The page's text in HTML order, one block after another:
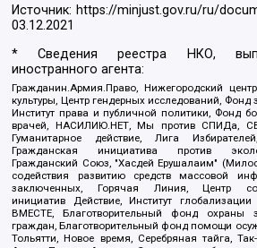
Источник: https://minjust.gov.ru/ru/
03.12.2021
* Сведения реестра НКО,
иностранного агента:
Гражданин.Армия.Право, Нижегородский
культуры, Центр гендерных исследований,
Институт права и публичной политики, Фонд
врачей, НАСИЛИЮ.НЕТ, Мы против СПИДа,
Гуманитарное действие, Лига
Гражданская инициатива против
Гражданский Союз, "Хасдей Ерушалаим"
содействия развитию средств массовой
заключенных, Горячая Линия, Центр
инициатив Действие, Институт
ВМЕСТЕ, Благотворительный фонд охраны
граждан, Благотворительный фонд помощи
Тольятти, Новое время, Серебряная тайга,